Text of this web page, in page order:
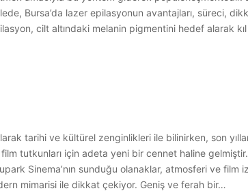
Bursa’da lazer epilasyonun avantajları, süreci,
cilt altındaki melanin pigmentini hedef alarak
tarihi ve kültürel zenginlikleri ile bilinirken, son
tutkunları için adeta yeni bir cennet haline gelmiştir.
Sinema’nın sunduğu olanaklar, atmosferi ve film
mimarisi ile dikkat çekiyor. Geniş ve ferah bir…